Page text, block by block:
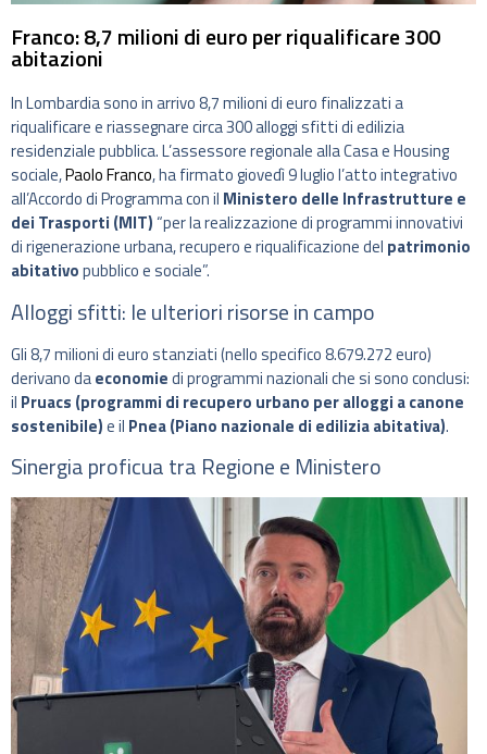
Franco: 8,7 milioni di euro per riqualificare 300
abitazioni
In Lombardia sono in arrivo 8,7 milioni di euro finalizzati a
riqualificare e riassegnare circa 300 alloggi sfitti di edilizia
residenziale pubblica. L’assessore regionale alla Casa e Housing
sociale,Paolo Franco, ha firmato giovedì 9 luglio l’atto integrativo
all’Accordo di Programma con il Ministero delle Infrastrutture e
dei Trasporti (MIT) “per la realizzazione di programmi innovativi
di rigenerazione urbana, recupero e riqualificazione del patrimonio
abitativopubblico e sociale”.
Alloggi sfitti: le ulteriori risorse in campo
Gli 8,7 milioni di euro stanziati (nello specifico 8.679.272 euro)
derivano daeconomiedi programmi nazionali che si sono conclusi:
il Pruacs (programmi di recupero urbano per alloggi a canone
sostenibile)e il Pnea (Piano nazionale di edilizia abitativa).
Sinergia proficua tra Regione e Ministero